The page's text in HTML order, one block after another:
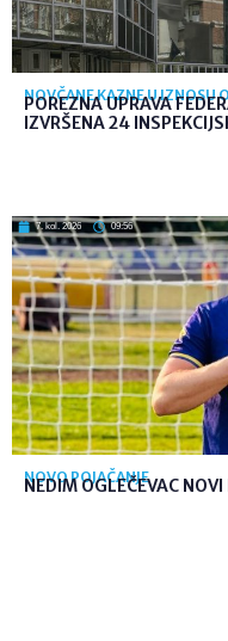
NOVČANE KAZNE U IZNOSU
POREZNA UPRAVA
IZVRŠENA 24
7. kol. 2026 09:56
NOVO POJAČANJE
NEDIM OGLEČEVAC